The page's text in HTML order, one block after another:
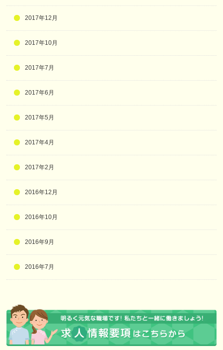
2017年12月
2017年10月
2017年7月
2017年6月
2017年5月
2017年4月
2017年2月
2016年12月
2016年10月
2016年9月
2016年7月